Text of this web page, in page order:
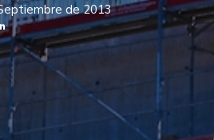
de 2013